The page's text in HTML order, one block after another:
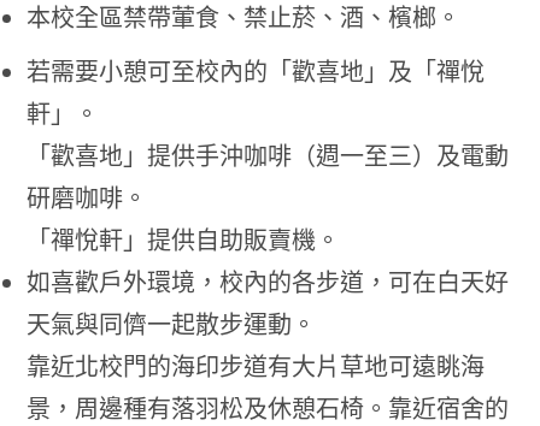
本校全區禁帶葷食、禁止菸、酒、檳榔。
若需要小憩可至校內的「歡喜地」及「禪悅
軒」。
「歡喜地」提供手沖咖啡（週一至三）及電動
研磨咖啡。
「禪悅軒」提供自助販賣機。
如喜歡戶外環境，校內的各步道，可在白天好
天氣與同儕一起散步運動。
靠近北校門的海印步道有大片草地可遠眺海
景，周邊種有落羽松及休憩石椅。靠近宿舍的